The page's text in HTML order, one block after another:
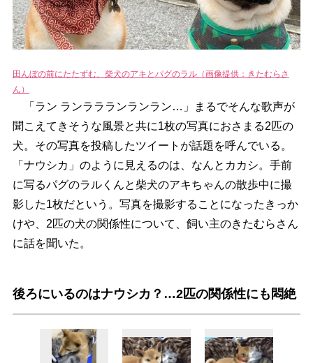
田んぼの前にたたずむ、柴犬のアキとパグのラル（画像提供：きたむらさ
ん）
「ラン ランララランランラン…」まるでそんな歌声が
聞こえてきそうな風景と共に1枚の写真におさまる2匹の
犬。その写真を投稿したツイートが話題を呼んでいる。
「ナウシカ」のように見えるのは、なんとカカシ。手前
に写るパグのラルくんと柴犬のアキちゃんの散歩中に撮
影した1枚だという。写真を撮影することになったきっか
けや、2匹の犬の関係性について、飼い主のきたむらさん
に話を聞いた。
後ろにいるのはナウシカ？…2匹の関係性にも悶絶